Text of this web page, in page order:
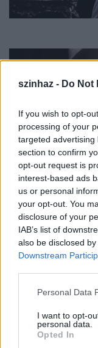
szinhaz - Do Not
If you wish to opt-
processing of your
targeted
section to confirm
opt-out request is
interest-based ads
us or personal
your opt-out. You
disclosure of your
IAB’s list of
also be disclosed
Downstream
Please note that
not limited to your
grant or deny
use your data for
Personal Data
I want to opt-
personal data.
Opted In